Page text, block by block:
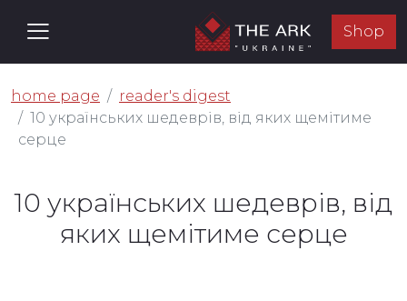
Shop
home page
reader's digest
10 українських шедеврів, від яких щемітиме
серце
10 українських шедеврів, від
яких щемітиме серце